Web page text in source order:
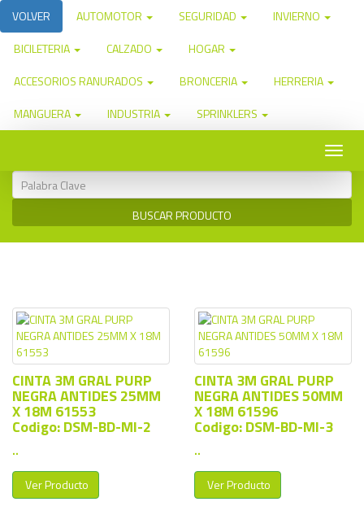
VOLVER AUTOMOTOR SEGURIDAD
INVIERNO
BICILETERIA
CALZADO
HOGAR
ACCESORIOS RANURADOS
BRONCERIA
HERRERIA
MANGUERA
INDUSTRIA SPRINKLERS
Toggle
CINTA 3M GRAL PURP
NEGRA ANTIDES 25MM
X 18M 61553
Codigo: DSM-BD-MI-2
..
Ver Producto
CINTA 3M GRAL PURP
NEGRA ANTIDES 50MM
X 18M 61596
Codigo: DSM-BD-MI-3
..
Ver Producto